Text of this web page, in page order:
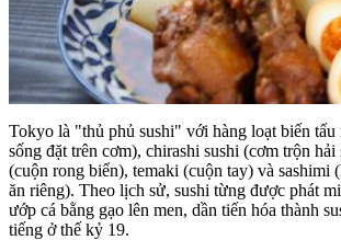
Tokyo là "thủ phủ sushi" với hàng loạt biến tấu
sống đặt trên cơm), chirashi sushi (cơm trộn hải
(cuộn rong biển), temaki (cuộn tay) và sashimi
ăn riêng). Theo lịch sử, sushi từng được phát
ướp cá bằng gạo lên men, dần tiến hóa thành
tiếng ở thế kỷ 19.